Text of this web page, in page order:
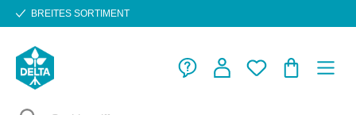
Zum Hauptinhalt springen
BREITES SORTIMENT